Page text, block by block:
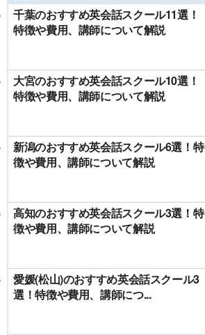
千葉のおすすめ英会話スクール11選！
特徴や費用、講師について解説
大宮のおすすめ英会話スクール10選！
特徴や費用、講師について解説
新潟のおすすめ英会話スクール6選！特
徴や費用、講師について解説
高知のおすすめ英会話スクール3選！特
徴や費用、講師について解説
愛媛(松山)のおすすめ英会話スクール3
選！特徴や費用、講師につ...